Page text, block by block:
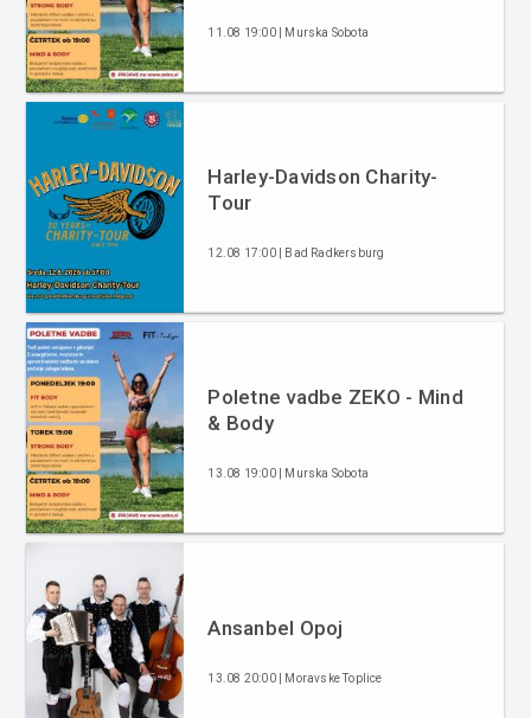
11.08 19:00 | Murska Sobota
Harley-Davidson Charity-
Tour
12.08 17:00 | Bad Radkersburg
Poletne vadbe ZEKO - Mind
& Body
13.08 19:00 | Murska Sobota
Ansanbel Opoj
13.08 20:00 | Moravske Toplice